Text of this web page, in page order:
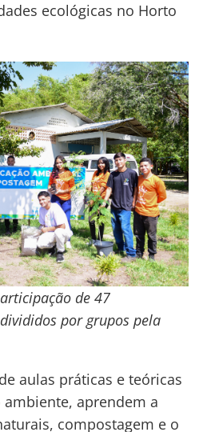
ecológicas no Horto
de 47
por grupos pela
aulas práticas e teóricas
aprendem a
compostagem e o